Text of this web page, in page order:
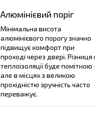
Алюмінієвий поріг
Мінімальна висота
алюмінієвого порогу значно
підвищує комфорт при
проході через двері. Різниця в
теплоізоляції буде помітною -
але в місцях з великою
прохідністю зручність часто
переважує.